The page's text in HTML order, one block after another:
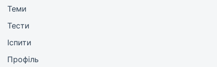
Теми
Тести
Іспити
Профіль